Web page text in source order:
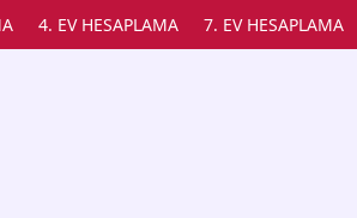
4. EV HESAPLAMA 7. EV HESAPLAMA